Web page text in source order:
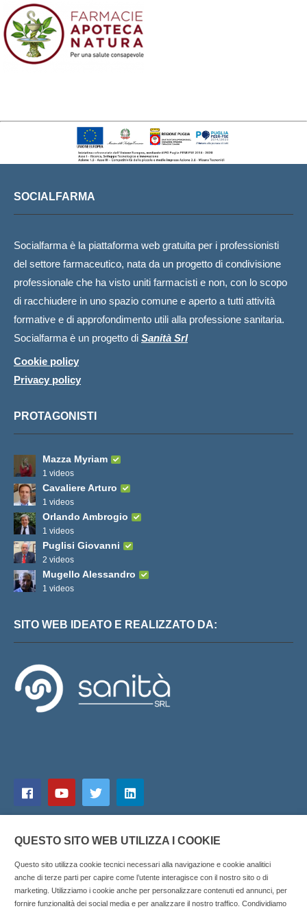
SOCIALFARMA
Socialfarma è la piattaforma web gratuita per i professionisti
del settore farmaceutico, nata da un progetto di condivisione
professionale che ha visto uniti farmacisti e non, con lo scopo
di racchiudere in uno spazio comune e aperto a tutti attività
formative e di approfondimento utili alla professione sanitaria.
Socialfarma è un progetto di Sanità Srl
Cookie policy
Privacy policy
PROTAGONISTI
Mazza Myriam
1 videos
Cavaliere Arturo
1 videos
Orlando Ambrogio
1 videos
Puglisi Giovanni
2 videos
Mugello Alessandro
1 videos
SITO WEB IDEATO E REALIZZATO DA:
QUESTO SITO WEB UTILIZZA I COOKIE
Questo sito utilizza cookie tecnici necessari alla navigazione e cookie analitici
anche di terze parti per capire come l’utente interagisce con il nostro sito o di
marketing. Utilizziamo i cookie anche per personalizzare contenuti ed annunci, per
fornire funzionalità dei social media e per analizzare il nostro traffico. Condividiamo